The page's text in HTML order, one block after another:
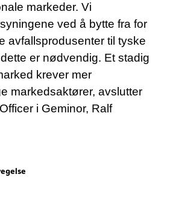
markeder. Vi
ved å bytte fra for
avfallsprodusenter til tyske
er nødvendig. Et stadig
krever mer
markedsaktører, avslutter
i Geminor, Ralf